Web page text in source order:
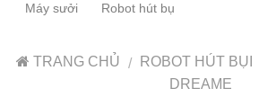
Máy sưởi Robot hút bụ
TRANG CHỦ / ROBOT HÚT BỤI
DREAME